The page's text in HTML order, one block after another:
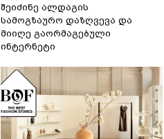
შეიძინე ალდაგის
სამოგზაურო დაზღვევა და
მიიღე გაორმაგებული
ინტერნეტი